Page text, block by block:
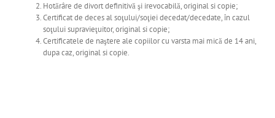
Hotărâre de divort definitivă şi irevocabilă, original si copie;
Certificat de deces al soţului/soţiei decedat/decedate, în cazul
soţului supravieţuitor, original si copie;
Certificatele de naştere ale copiilor cu varsta mai mică de 14 ani,
dupa caz, original si copie.